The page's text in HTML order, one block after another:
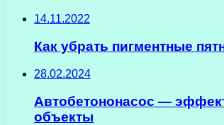
14.11.2022
Как убрать пигментные
28.02.2024
Автобетононасос —
объекты